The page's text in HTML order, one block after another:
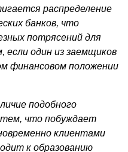
распределение
банков, что
потрясений для
если один из заемщиков
финан­совом положении
подобного
тем, что побуждает
клиентами
к образованию